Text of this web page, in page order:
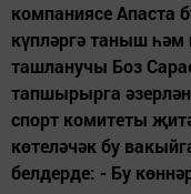
компаниясе Апаста
күпләргә таныш һәм
ташланучы Боз
тапшырырга
спорт комитеты
көтеләчәк бу
белдерде: - Бу